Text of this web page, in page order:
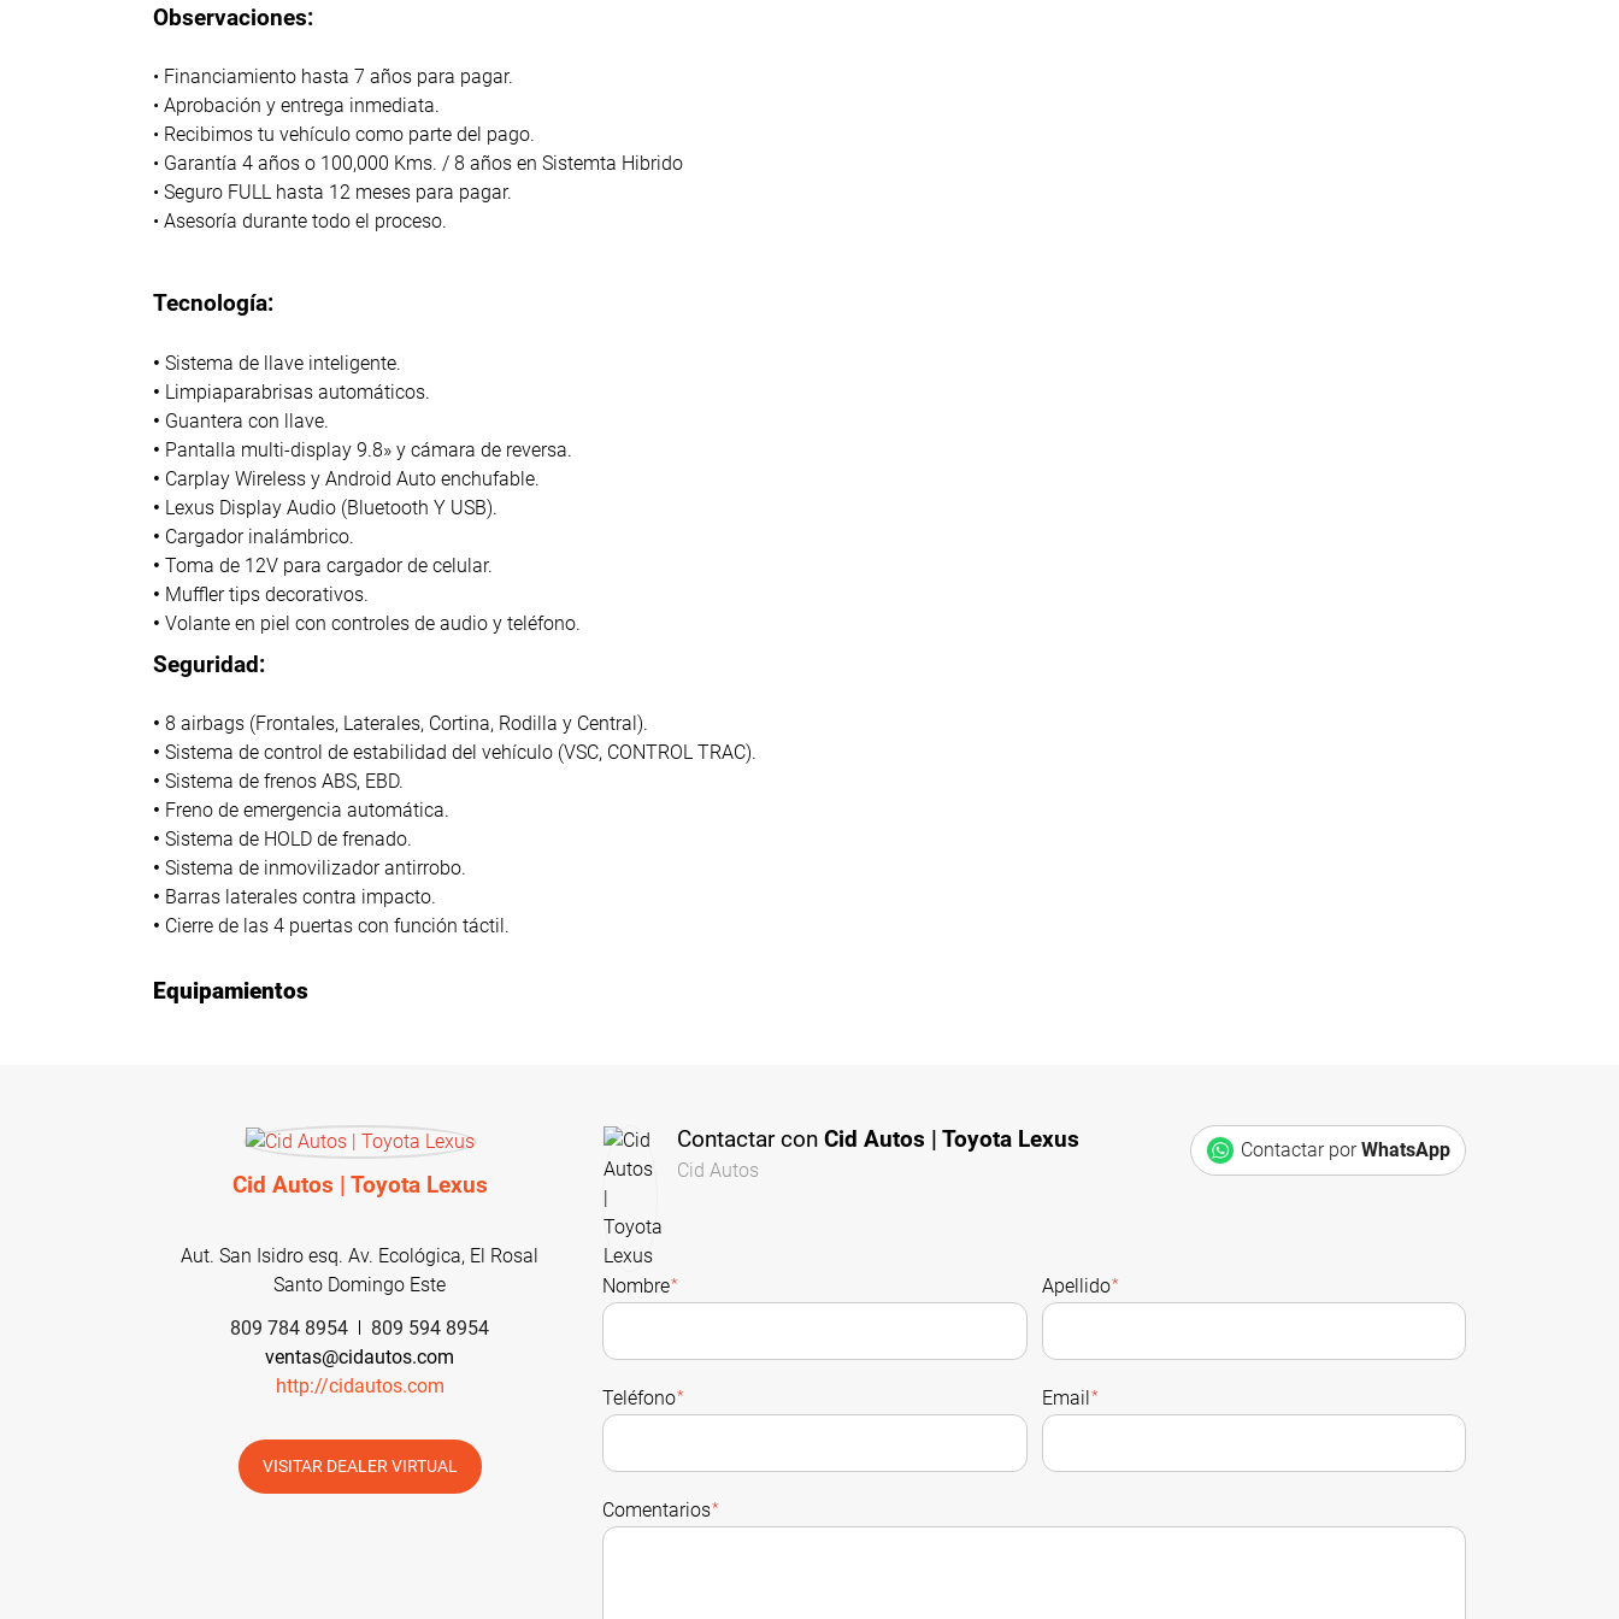
Observaciones:
• Financiamiento hasta 7 años para pagar.
• Aprobación y entrega inmediata.
• Recibimos tu vehículo como parte del pago.
• Garantía 4 años o 100,000 Kms. / 8 años en Sistemta Hibrido
• Seguro FULL hasta 12 meses para pagar.
• Asesoría durante todo el proceso.
Tecnología:
• Sistema de llave inteligente.
• Limpiaparabrisas automáticos.
• Guantera con llave.
• Pantalla multi-display 9.8» y cámara de reversa.
• Carplay Wireless y Android Auto enchufable.
• Lexus Display Audio (Bluetooth Y USB).
• Cargador inalámbrico.
• Toma de 12V para cargador de celular.
• Muffler tips decorativos.
• Volante en piel con controles de audio y teléfono.
Seguridad:
• 8 airbags (Frontales, Laterales, Cortina, Rodilla y Central).
• Sistema de control de estabilidad del vehículo (VSC, CONTROL TRAC).
• Sistema de frenos ABS, EBD.
• Freno de emergencia automática.
• Sistema de HOLD de frenado.
• Sistema de inmovilizador antirrobo.
• Barras laterales contra impacto.
• Cierre de las 4 puertas con función táctil.
Equipamientos
Cid Autos | Toyota Lexus
Aut. San Isidro esq. Av. Ecológica, El Rosal
Santo Domingo Este
809 784 8954
809 594 8954
ventas@cidautos.com
http://cidautos.com
VISITAR DEALER VIRTUAL
Contactar conCid Autos | Toyota Lexus
Cid Autos
Contactar porWhatsApp
Nombre* Apellido*
Teléfono* Email*
Comentarios*